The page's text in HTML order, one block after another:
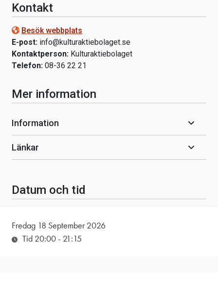
Kontakt
Besök webbplats
E-post: info@kulturaktiebolaget.se
Kontaktperson: Kulturaktiebolaget
Telefon: 08-36 22 21
Mer information
Information
Länkar
Datum och tid
Fredag 18 September 2026
Tid 20:00 - 21:15